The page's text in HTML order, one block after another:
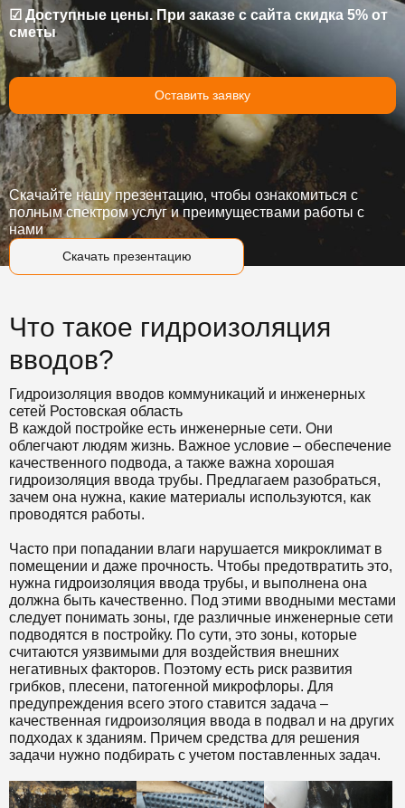
☑ Доступные цены. При заказе с сайта скидка 5% от
сметы
Оставить заявку
Скачать презентацию
Скачайте нашу презентацию, чтобы ознакомиться с
полным спектром услуг и преимуществами работы с
нами
Что такое гидроизоляция
вводов?
Гидроизоляция вводов коммуникаций и инженерных
сетей Ростовская область
В каждой постройке есть инженерные сети. Они
облегчают людям жизнь. Важное условие – обеспечение
качественного подвода, а также важна хорошая
гидроизоляция ввода трубы. Предлагаем разобраться,
зачем она нужна, какие материалы используются, как
проводятся работы.
Часто при попадании влаги нарушается микроклимат в
помещении и даже прочность. Чтобы предотвратить это,
нужна гидроизоляция ввода трубы, и выполнена она
должна быть качественно. Под этими вводными местами
следует понимать зоны, где различные инженерные сети
подводятся в постройку. По сути, это зоны, которые
считаются уязвимыми для воздействия внешних
негативных факторов. Поэтому есть риск развития
грибков, плесени, патогенной микрофлоры. Для
предупреждения всего этого ставится задача –
качественная гидроизоляция ввода в подвал и на других
подходах к зданиям. Причем средства для решения
задачи нужно подбирать с учетом поставленных задач.